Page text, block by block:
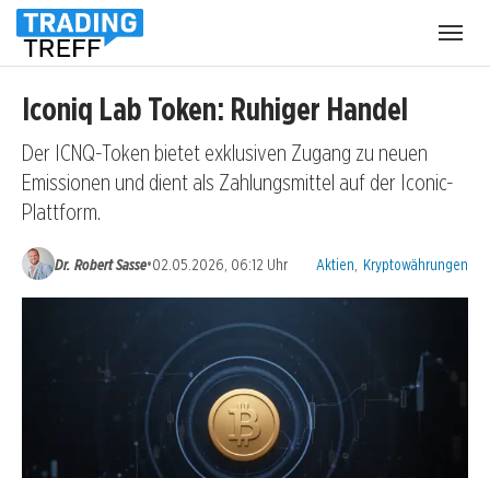
Iconiq Lab Token: Ruhiger Handel
Der ICNQ-Token bietet exklusiven Zugang zu neuen
Emissionen und dient als Zahlungsmittel auf der Iconic-
Plattform.
Dr. Robert Sasse•02.05.2026, 06:12 Uhr Kategorien:
Aktien Kryptowährungen